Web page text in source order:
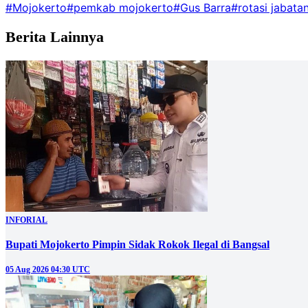
#Mojokerto#pemkab mojokerto#Gus Barra#rotasi
Berita Lainnya
INFORIAL
Bupati Mojokerto Pimpin Sidak Rokok Ilegal di Bangsal
05 Aug 2026 04:30 UTC